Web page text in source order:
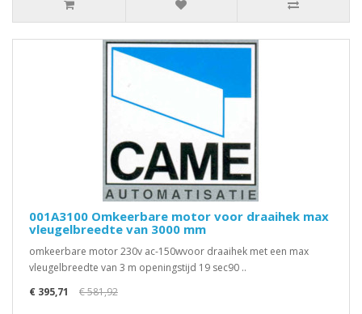
001A3100 Omkeerbare motor voor draaihek max
vleugelbreedte van 3000 mm
omkeerbare motor 230v ac-150wvoor draaihek met een max
vleugelbreedte van 3 m openingstijd 19 sec90 ..
€ 395,71
€ 581,92